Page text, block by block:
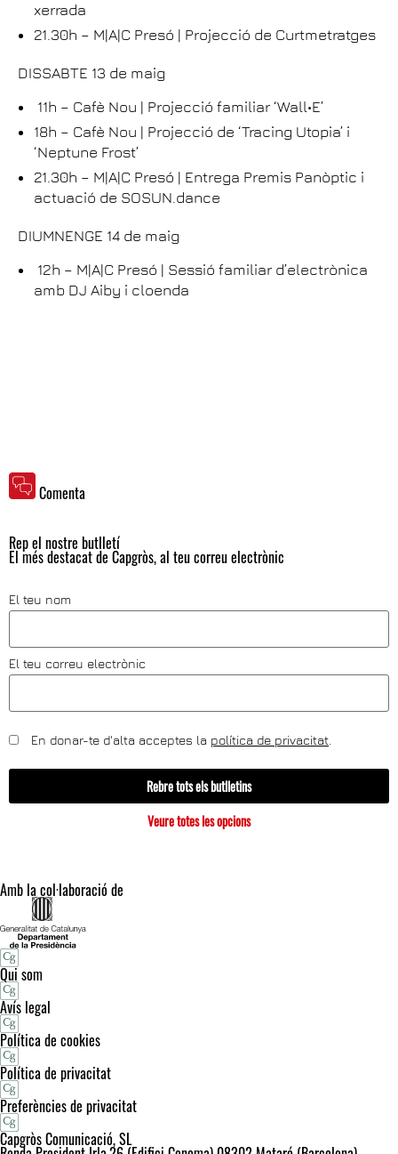
xerrada
21.30h – M|A|C Presó | Projecció de Curtmetratges
DISSABTE 13 de maig
11h – Cafè Nou | Projecció familiar ‘Wall•E’
18h – Cafè Nou | Projecció de ‘Tracing Utopia’ i
‘Neptune Frost’
21.30h – M|A|C Presó | Entrega Premis Panòptic i
actuació de SOSUN.dance
DIUMNENGE 14 de maig
12h – M|A|C Presó | Sessió familiar d’electrònica
amb DJ Aiby i cloenda
Comenta
Rep el nostre butlletí
El més destacat de Capgròs, al teu correu electrònic
El teu nom
El teu correu electrònic
En donar-te d'alta acceptes la política de privacitat
Rebre tots els butlletins
Veure totes les opcions
Amb la col·laboració de
Qui som
Avís legal
Política de cookies
Política de privacitat
Preferències de privacitat
Capgròs Comunicació, SL